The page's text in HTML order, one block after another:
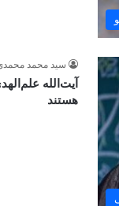
سید محمد
آیت‌الله
هستند